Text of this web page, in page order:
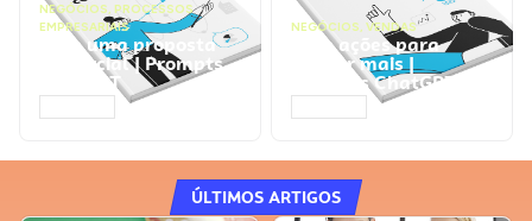
NEGÓCIOS, PROCESSOS
EMPRESARIAIS
Faça uma proposta
comercial | Prompts
ChatGPT
NEGÓCIOS, VENDAS
Faça ações para
vender mais |
Prompts ChatGPT
ÚLTIMOS ARTIGOS